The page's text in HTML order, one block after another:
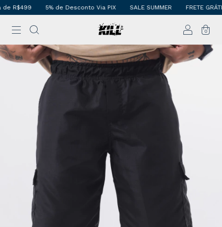
R$499 5% de Desconto Via PIX SALE SUMMER FRETE
0